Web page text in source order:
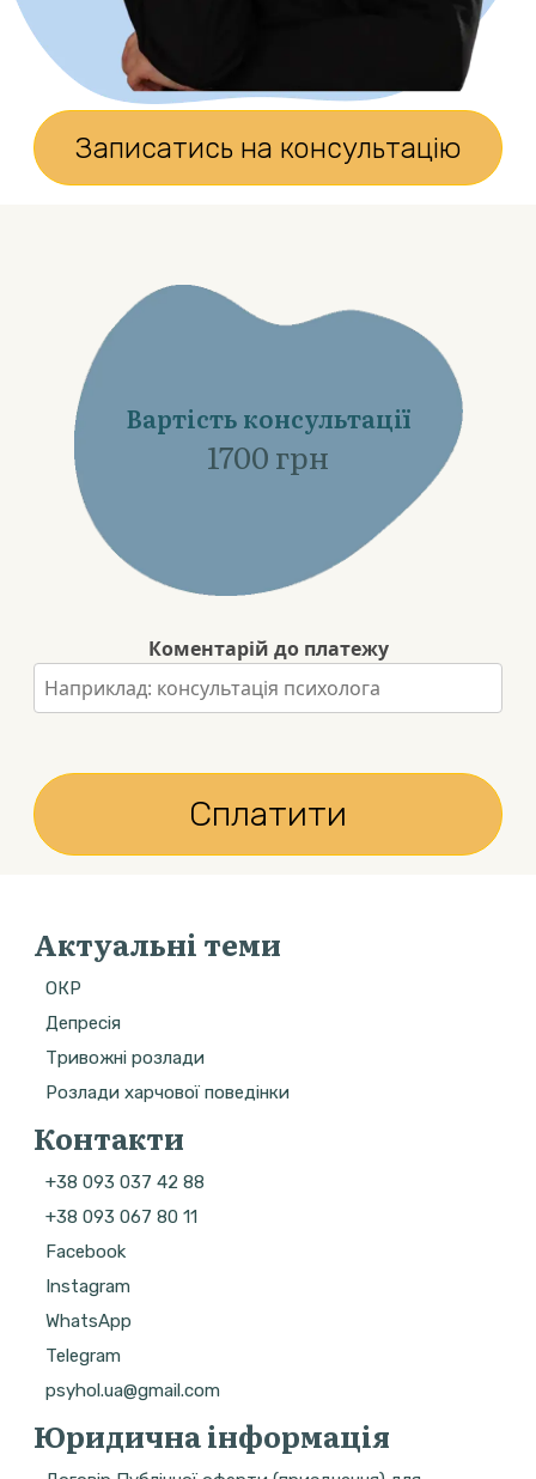
Записатись на консультацію
Вартість консультації
1700грн
Коментарій до платежу
Сплатити
Актуальні теми
ОКР
Депресія
Тривожні розлади
Розлади харчової поведінки
Контакти
+38 093 037 42 88
+38 093 067 80 11
Facebook
Instagram
WhatsApp
Telegram
psyhol.ua@gmail.com
Юридична інформація